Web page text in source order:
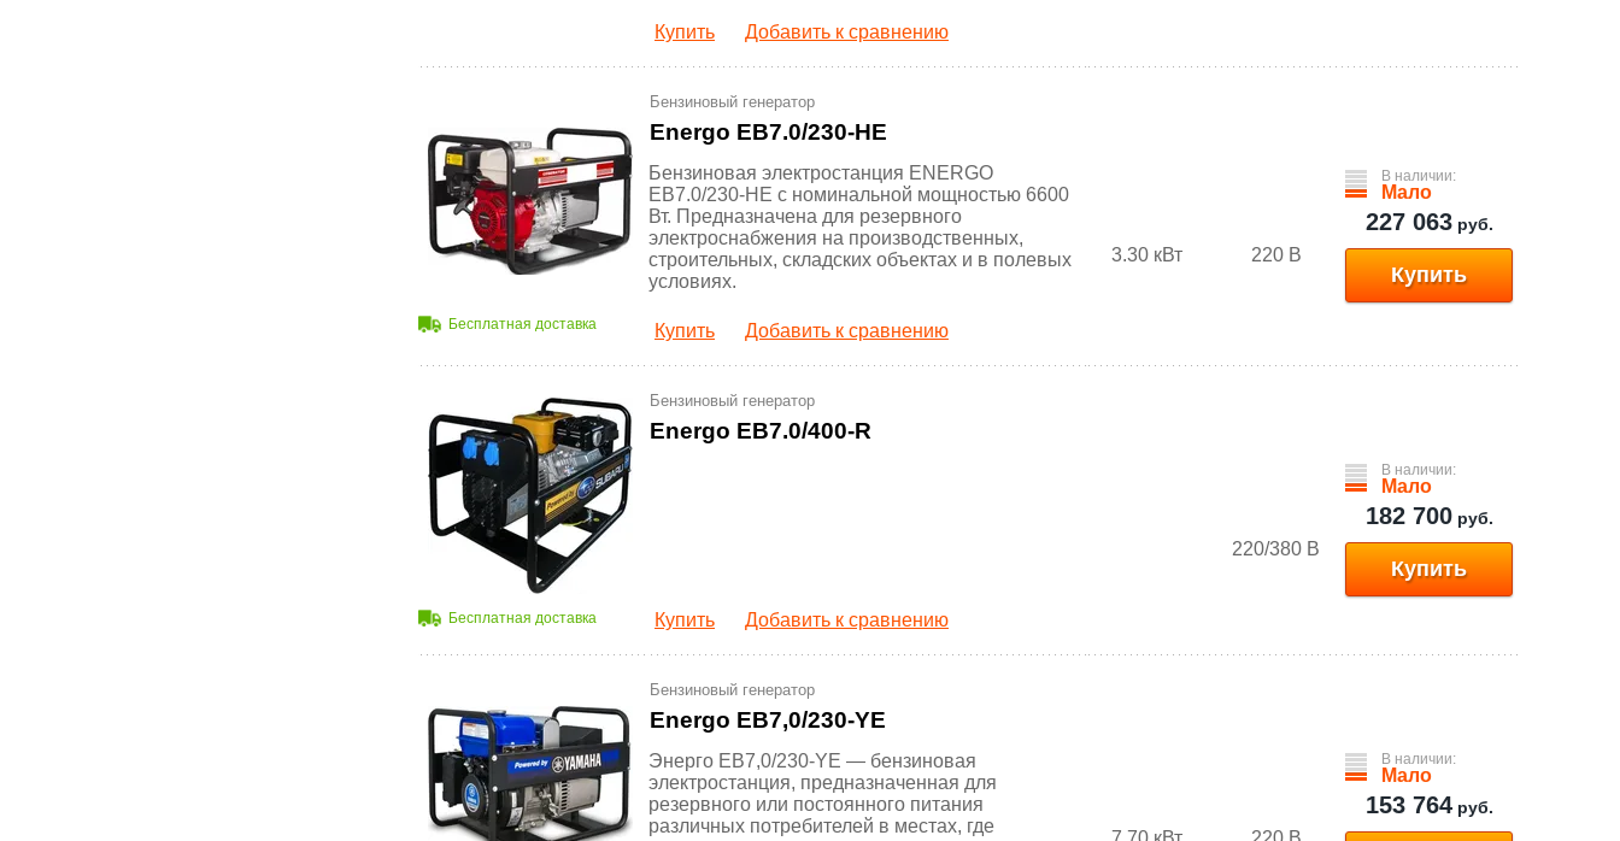
Купить Добавить к сравнению
Бесплатная доставка
Бензиновый генератор
Energo EB7.0/230-HE
Бензиновая электростанция ENERGO
EB7.0/230-HE с номинальной мощностью 6600
Вт. Предназначена для резервного
электроснабжения на производственных,
строительных, складских объектах и в полевых
условиях.
Купить Добавить к сравнению
3.30 кВт 220 В
В наличии:
Мало
227 063руб.
Купить
Бесплатная доставка
Бензиновый генератор
Energo EB7.0/400-R
Купить Добавить к сравнению
220/380 В
В наличии:
Мало
182 700руб.
Купить
Бензиновый генератор
Energo EB7,0/230-YE
Энерго EB7,0/230-YE — бензиновая
электростанция, предназначенная для
резервного или постоянного питания
различных потребителей в местах, где
В наличии:
Мало
153 764руб.